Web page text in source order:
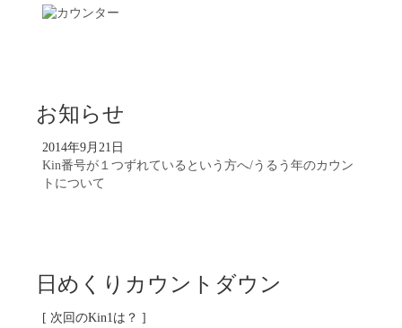
お知らせ
2014年9月21日
Kin番号が１つずれているという方へ/うるう年のカウン
トについて
日めくりカウントダウン
[ 次回のKin1は？ ]